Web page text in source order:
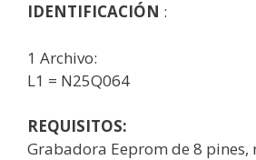
IDENTIFICACIÓN :
1 Archivo:
L1 = N25Q064
REQUISITOS:
Grabadora Eeprom de 8 pines,